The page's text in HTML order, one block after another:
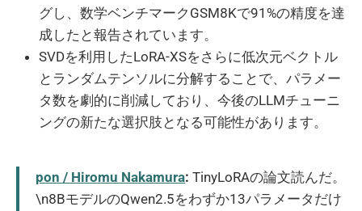
グし、数学ベンチマークGSM8Kで91%の精度を達
成したと報告されています。
SVDを利用したLoRA-XSをさらに低次元ベクトル
とランダムテンソルに分解することで、パラメー
タ数を劇的に削減しており、今後のLLMチューニ
ングの新たな選択肢となる可能性があります。
pon / Hiromu Nakamura: TinyLoRAの論文読んだ。
\n8BモデルのQwen2.5をわずか13パラメータだけ